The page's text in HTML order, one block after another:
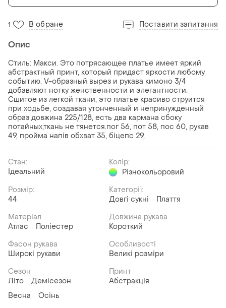
1 В обране Поставити запитання
Опис
Стиль: Макси. Это потрясающее платье имеет яркий
абстрактный принт, который придаст яркости любому
событию. V-образный вырез и рукава кимоно 3/4
добавляют нотку женственности и элегантности.
Сшитое из легкой ткани, это платье красиво струится
при ходьбе, создавая утонченный и непринужденный
образ довжина 225/128, есть два кармана сбоку
потайных,ткань не тянется.пог 56, пот 58, пос 60, рукав
49, пройма напів обхват 35, біцепс 29,
Стан:
Ідеальний
Колір:
Різнокольоровий
Розмір:
44
Категорії:
Довгі сукні
Плаття
Матеріал
Атлас
Поліестер
Довжина рукава
Короткий
Фасон рукава
Широкі рукави
Особливості
Великі розміри
Сезон
Літо
Демісезон
Весна
Осінь
Принт
Абстракція